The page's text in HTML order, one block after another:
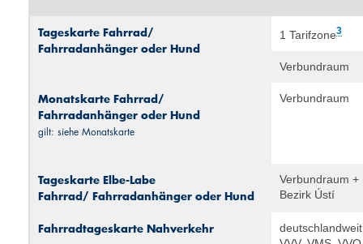
Tageskarte Fahrrad/
Fahrradanhänger oder Hund
1 Tarifzone3
Verbundraum
Monats­karte Fahrrad/
Fahrradanhänger oder Hund
gilt: siehe Monatskarte
Verbundraum
Tageskarte Elbe-Labe
Fahrrad/ Fahrradanhänger oder Hund
Verbundraum +
Bezirk Ústí
Fahrradtageskarte Nahverkehr